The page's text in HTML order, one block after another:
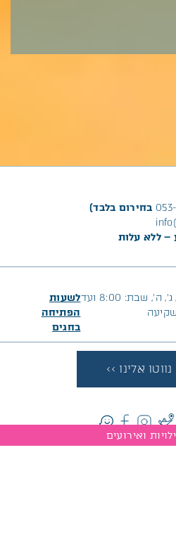
ואירועים
בחירום בלבד)
– ללא עלות
ימים ב’, ג’, ה’, שבת: 8:00 ועדלשעות
הפתיחה
בחגים
נווטו אלינו >>